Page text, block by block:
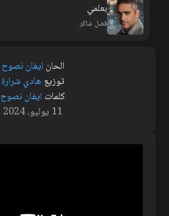
بعلمي
فضل شاكر
الحان ايفان نصوح
توزيع هادي شرارة
كلمات ايفان نصوح
11 يوليو، 2024